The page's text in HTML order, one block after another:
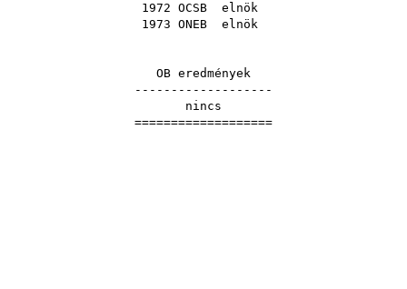
1972 OCSB elnök
1973 ONEB elnök
OB eredmények
-------------------
nincs
===================